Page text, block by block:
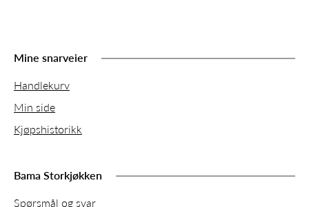
Mine snarveier
Handlekurv
Min side
Kjøpshistorikk
Bama Storkjøkken
Spørsmål og svar